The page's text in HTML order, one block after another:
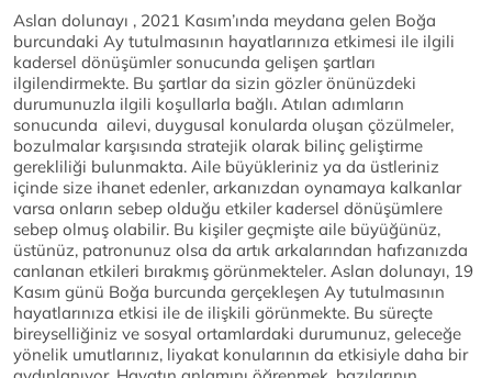
Aslan dolunayı , 2021 Kasım’ında meydana gelen Boğa
burcundaki Ay tutulmasının hayatlarınıza etkimesi ile ilgili
kadersel dönüşümler sonucunda gelişen şartları
ilgilendirmekte. Bu şartlar da sizin gözler önünüzdeki
durumunuzla ilgili koşullarla bağlı. Atılan adımların
sonucunda ailevi, duygusal konularda oluşan çözülmeler,
bozulmalar karşısında stratejik olarak bilinç geliştirme
gerekliliği bulunmakta. Aile büyükleriniz ya da üstleriniz
içinde size ihanet edenler, arkanızdan oynamaya kalkanlar
varsa onların sebep olduğu etkiler kadersel dönüşümlere
sebep olmuş olabilir. Bu kişiler geçmişte aile büyüğünüz,
üstünüz, patronunuz olsa da artık arkalarından hafızanızda
canlanan etkileri bırakmış görünmekteler. Aslan dolunayı, 19
Kasım günü Boğa burcunda gerçekleşen Ay tutulmasının
hayatlarınıza etkisi ile de ilişkili görünmekte. Bu süreçte
bireyselliğiniz ve sosyal ortamlardaki durumunuz, geleceğe
yönelik umutlarınız, liyakat konularının da etkisiyle daha bir